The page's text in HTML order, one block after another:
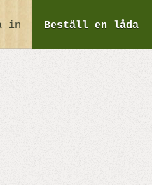
Beställen låda
in